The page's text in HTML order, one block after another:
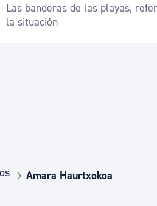
y asuntos personales
ciudadana y emergencias
Las banderas de las playas,
la situación
Amara Haurtxokoa